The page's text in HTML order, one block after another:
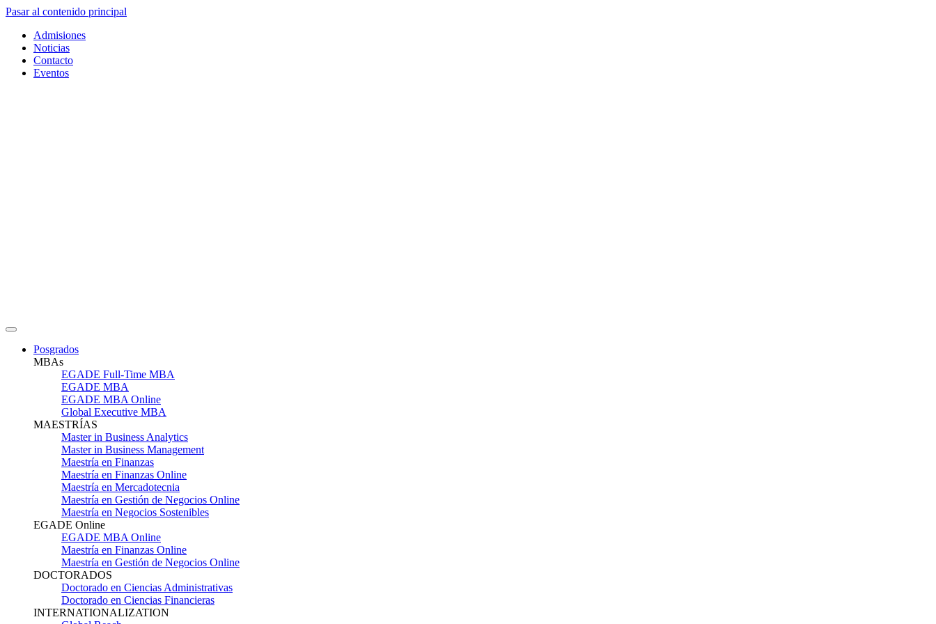
Pasar al contenido principal
Admisiones
Noticias
Contacto
Eventos
Posgrados
MBAs
EGADE Full-Time MBA
EGADE MBA
EGADE MBA Online
Global Executive MBA
MAESTRÍAS
Master in Business Analytics
Master in Business Management
Maestría en Finanzas
Maestría en Finanzas Online
Maestría en Mercadotecnia
Maestría en Gestión de Negocios Online
Maestría en Negocios Sostenibles
EGADE Online
EGADE MBA Online
Maestría en Finanzas Online
Maestría en Gestión de Negocios Online
DOCTORADOS
Doctorado en Ciencias Administrativas
Doctorado en Ciencias Financieras
INTERNATIONALIZATION